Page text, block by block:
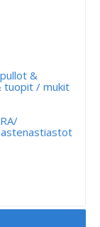
&
tuopit / mukit